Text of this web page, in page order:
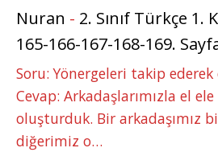
Nuran - 2. Sınıf Türkçe 1.
165-166-167-168-169.
Soru: Yönergeleri takip ederek
Cevap: Arkadaşlarımızla el
oluşturduk. Bir arkadaşımız
diğerimiz o…